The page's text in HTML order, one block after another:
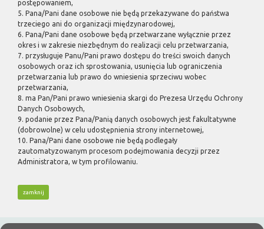
postępowaniem,
5. Pana/Pani dane osobowe nie będą przekazywane do państwa
trzeciego ani do organizacji międzynarodowej,
6. Pana/Pani dane osobowe będą przetwarzane wyłącznie przez
okres i w zakresie niezbędnym do realizacji celu przetwarzania,
7. przysługuje Panu/Pani prawo dostępu do treści swoich danych
osobowych oraz ich sprostowania, usunięcia lub ograniczenia
przetwarzania lub prawo do wniesienia sprzeciwu wobec
przetwarzania,
8. ma Pan/Pani prawo wniesienia skargi do Prezesa Urzędu Ochrony
Danych Osobowych,
9. podanie przez Pana/Panią danych osobowych jest fakultatywne
(dobrowolne) w celu udostępnienia strony internetowej,
10. Pana/Pani dane osobowe nie będą podlegały
zautomatyzowanym procesom podejmowania decyzji przez
Administratora, w tym profilowaniu.
zamknij